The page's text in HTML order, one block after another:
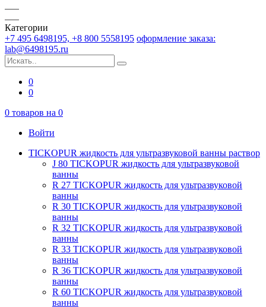
Категории
+7 495 6498195, +8 800 5558195 оформление заказа:
lab@6498195.ru
0
0
0 товаров на 0
Войти
TICKOPUR жидкость для ультразвуковой ванны раствор
J 80 TICKOPUR жидкость для ультразвуковой
ванны
R 27 TICKOPUR жидкость для ультразвуковой
ванны
R 30 TICKOPUR жидкость для ультразвуковой
ванны
R 32 TICKOPUR жидкость для ультразвуковой
ванны
R 33 TICKOPUR жидкость для ультразвуковой
ванны
R 36 TICKOPUR жидкость для ультразвуковой
ванны
R 60 TICKOPUR жидкость для ультразвуковой
ванны